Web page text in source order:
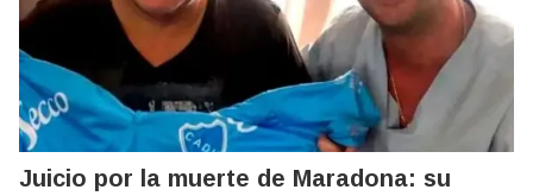
Juicio por la muerte de Maradona: su